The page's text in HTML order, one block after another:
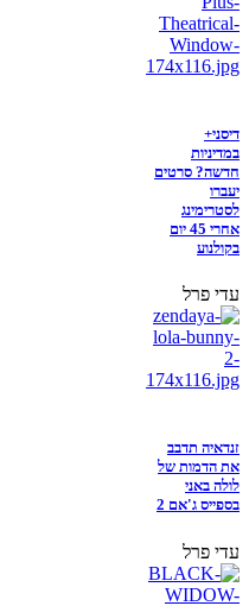
דיסני+
במדיניות
חדשה? סרטים
יעברו
לסטרימינג
אחרי 45 יום
בקולנוע
עדי פרל
זנדאיה תדבב
את הדמות של
לולה באני
בספייס ג'אם 2
עדי פרל